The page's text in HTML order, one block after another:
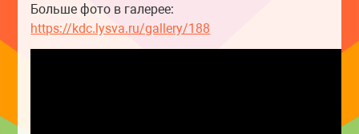
Больше фото в галерее:
https://kdc.lysva.ru/gallery/188